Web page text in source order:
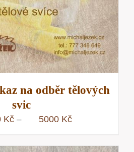
na odběr tělových
svic
Kč – 5000 KčRozpětí
200 Kč